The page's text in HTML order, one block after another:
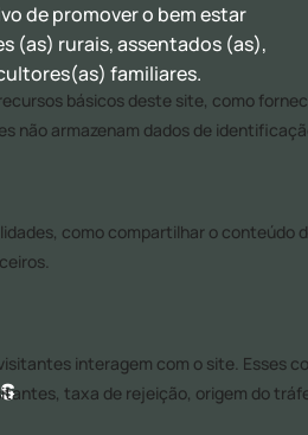
de promover o bem estar
(as) rurais, assentados (as),
familiares.